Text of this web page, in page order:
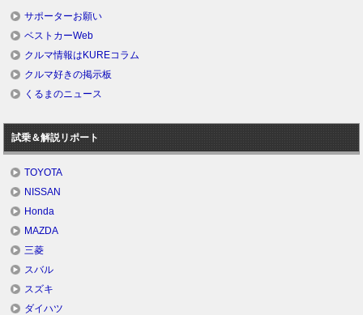
サポーターお願い
ベストカーWeb
クルマ情報はKUREコラム
クルマ好きの掲示板
くるまのニュース
試乗＆解説リポート
TOYOTA
NISSAN
Honda
MAZDA
三菱
スバル
スズキ
ダイハツ